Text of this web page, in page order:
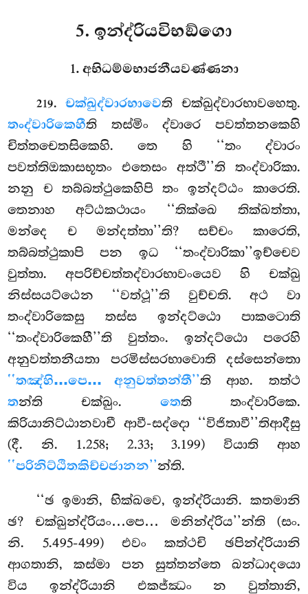
5. ඉන්ද්රියවිභඞ්ගො
1. අභිධම්මභාජනීයවණ්ණනා
219.චක්ඛුද්වාරභාවෙති චක්ඛුද්වාරභාවහෙතු.
තංද්වාරිකෙහීති තස්මිං ද්වාරෙ පවත්තනකෙහි
චිත්තචෙතසිකෙහි. තෙ හි ‘‘තං ද්වාරං
පවත්තිඔකාසභූතං එතෙසං අත්ථී’’ති තංද්වාරිකා.
නනු ච තබ්බත්ථුකෙහිපි තං ඉන්දට්ඨං කාරෙති.
තෙනාහ අට්ඨකථායං ‘‘තික්ඛෙ තික්ඛත්තා,
මන්දෙ ච මන්දත්තා’’ති? සච්චං කාරෙති,
තබ්බත්ථුකාපි පන ඉධ ‘‘තංද්වාරිකා’’ඉච්චෙව
වුත්තා. අපරිච්චත්තද්වාරභාවංයෙව හි චක්ඛු
නිස්සයට්ඨෙන ‘‘වත්ථූ’’ති වුච්චති. අථ වා
තංද්වාරිකෙසු තස්ස ඉන්දට්ඨො පාකටොති
‘‘තංද්වාරිකෙහී’’ති වුත්තං. ඉන්දට්ඨො පරෙහි
අනුවත්තනීයතා පරමිස්සරභාවොති දස්සෙන්තො
‘‘තඤ්හි…පෙ… අනුවත්තන්තී’’ති ආහ. තත්ථ
තන්ති චක්ඛුං. තෙති තංද්වාරිකෙ.
කිරියානිට්ඨානවාචී ආවී-සද්දො ‘‘විජිතාවී’’තිආදීසු
(දී. නි. 1.258; 2.33; 3.199) වියාති ආහ
‘‘පරිනිට්ඨිතකිච්චජානන’’න්ති.
‘‘ඡ ඉමානි, භික්ඛවෙ, ඉන්ද්රියානි. කතමානි
ඡ? චක්ඛුන්ද්රියං…පෙ… මනින්ද්රිය’’න්ති (සං.
නි. 5.495-499) එවං කත්ථචි ඡපින්ද්රියානි
ආගතානි, කස්මා පන සුත්තන්තෙ ඛන්ධාදයො
විය ඉන්ද්රියානි එකජ්ඣං න වුත්තානි,